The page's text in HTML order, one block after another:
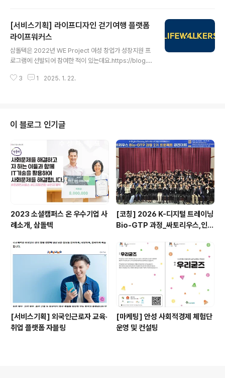
사회복지서비스'란 주제로 강의를 했습니다. 강의에서 소
개해주신 2025 10대 키워드는 다음과 같습니다. 옴니보
어, 아보하, 토핑경제, 페이스테크, 무해력, 그라데이션, 물
성매력, 기후감수성, 공진화전략, 원포인트업 (자세한 설명
은 https://www2.korea.kr/news/policyNewsVie
w.do?newsId=148938716 )2025년을 위한 트렌드
[서비스기획] 라이프디자인 걷기여행 플랫폼
라이프워커스
삼돌텍은 2022년 WE Project 여성 창업가 성장지원 프
로그램에 선발되어 참여한 적이 있는데요.https://blog.n
ject 여성 창업가 성장지원 프로그램] 디지털·온라인 기반
하면서 만난 귀한 인연이 전승연 대표님입니다. 산티아고
순례길을 걸으며 삶의 방향을 찾았던 전승연 대표님은 이
소중한 경험을 다른 분들과 나누고 싶어서 걷기여행과 라
이프디자인 프로그램을 제공하는 회사 '라이프워커스'를
만들게 됩니다. 걷기여행과 라이프디자인 프..
3 1 2025. 1. 22.
이 블로그 인기글
2023 소셜캠퍼스 온 우수기업 사
례소개, 삼돌텍
[코칭] 2026 K-디지털 트레이닝
Bio-GTP 과정_싸토리우스,인천
[서비스기획] 외국인근로자 교육·
취업 플랫폼 자블링
[마케팅] 안성 사회적경제 체험단
운영 및 컨설팅